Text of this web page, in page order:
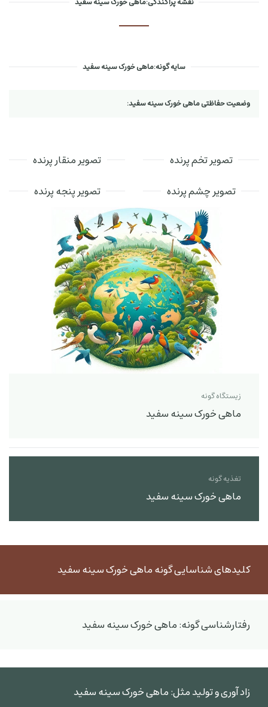
سایه گونه:ماهی خورک سینه سفید
وضعیت حفاظتی ماهی خورک سینه سفید:
تصویر تخم پرنده
تصویر منقار پرنده
تصویر چشم پرنده
تصویر پنجه پرنده
زیستگاه گونه
ماهی خورک سینه سفید
تغذیه گونه
ماهی خورک سینه سفید
کلیدهای شناسایی گونه ماهی خورک سینه سفید
رفتارشناسی گونه: ماهی خورک سینه سفید
زاد آوری و تولید مثل: ماهی خورک سینه سفید